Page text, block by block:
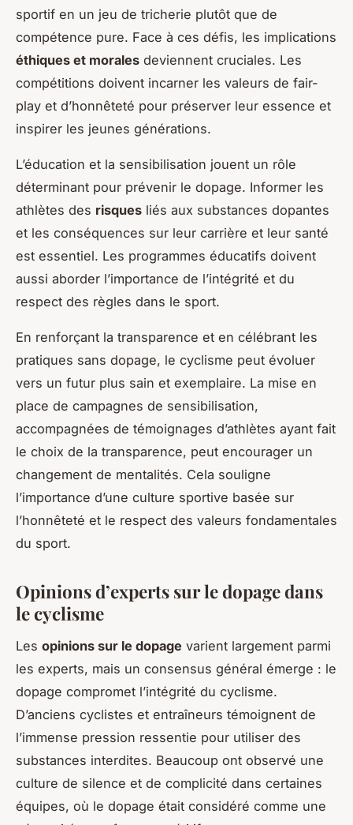
sportif en un jeu de tricherie plutôt que de
compétence pure. Face à ces défis, les implications
éthiques et morales deviennent cruciales. Les
compétitions doivent incarner les valeurs de fair-
play et d’honnêteté pour préserver leur essence et
inspirer les jeunes générations.
L’éducation et la sensibilisation jouent un rôle
déterminant pour prévenir le dopage. Informer les
athlètes des risques liés aux substances dopantes
et les conséquences sur leur carrière et leur santé
est essentiel. Les programmes éducatifs doivent
aussi aborder l’importance de l’intégrité et du
respect des règles dans le sport.
En renforçant la transparence et en célébrant les
pratiques sans dopage, le cyclisme peut évoluer
vers un futur plus sain et exemplaire. La mise en
place de campagnes de sensibilisation,
accompagnées de témoignages d’athlètes ayant fait
le choix de la transparence, peut encourager un
changement de mentalités. Cela souligne
l’importance d’une culture sportive basée sur
l’honnêteté et le respect des valeurs fondamentales
du sport.
Opinions d’experts sur le dopage dans
le cyclisme
Les opinions sur le dopage varient largement parmi
les experts, mais un consensus général émerge : le
dopage compromet l’intégrité du cyclisme.
D’anciens cyclistes et entraîneurs témoignent de
l’immense pression ressentie pour utiliser des
substances interdites. Beaucoup ont observé une
culture de silence et de complicité dans certaines
équipes, où le dopage était considéré comme une